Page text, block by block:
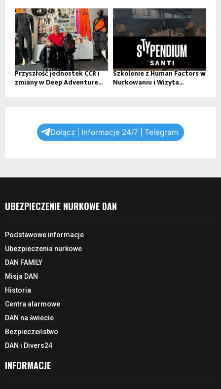
Przyszłość jednostek CCR i
zmiany w Deep Adventure...
Szkolenie z Human Factors w
Nurkowaniu i Wizyta...
Dołącz | Informacje 24/7 | Telegram
UBEZPIECZENIE NURKOWE DAN
Podstawowe informacje
Ubezpieczenia nurkowe
DAN FAMILY
Misja DAN
Historia
Centra alarmowe
DAN na świecie
Bezpieczeństwo
DAN i Divers24
INFORMACJE